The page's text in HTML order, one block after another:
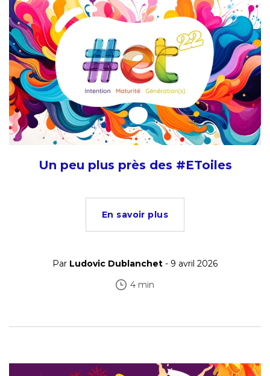
Un peu plus près des #EToiles
En savoir plus
Par Ludovic Dublanchet - 9 avril 2026
4 min